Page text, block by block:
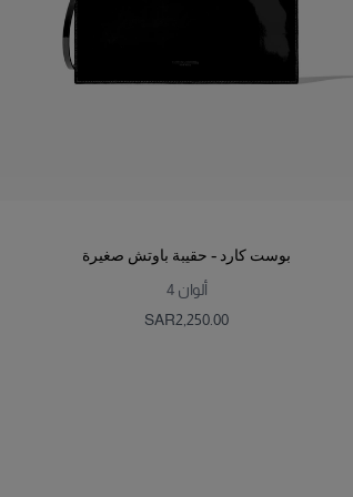
بوست كارد - حقيبة باوتش صغيرة
4 ألوان
SAR‌2,250.00